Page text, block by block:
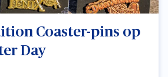
Coaster-pins op
Day